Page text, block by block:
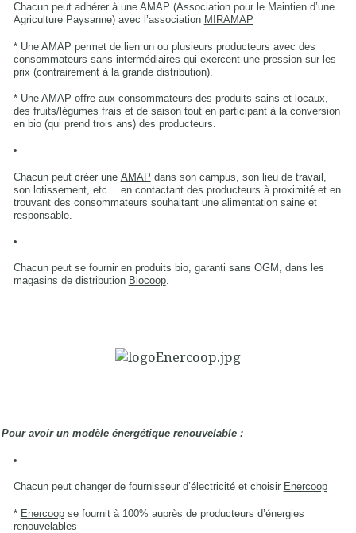
Chacun peut adhérer à une AMAP (Association pour le Maintien d’une
Agriculture Paysanne) avec l’association MIRAMAP
* Une AMAP permet de lien un ou plusieurs producteurs avec des
consommateurs sans intermédiaires qui exercent une pression sur les
prix (contrairement à la grande distribution).
* Une AMAP offre aux consommateurs des produits sains et locaux,
des fruits/légumes frais et de saison tout en participant à la conversion
en bio (qui prend trois ans) des producteurs.
Chacun peut créer une AMAP dans son campus, son lieu de travail,
son lotissement, etc… en contactant des producteurs à proximité et en
trouvant des consommateurs souhaitant une alimentation saine et
responsable.
Chacun peut se fournir en produits bio, garanti sans OGM, dans les
magasins de distribution Biocoop.
Pour avoir un modèle énergétique renouvelable :
Chacun peut changer de fournisseur d’électricité et choisir Enercoop
* Enercoopse fournit à 100% auprès de producteurs d’énergies
renouvelables